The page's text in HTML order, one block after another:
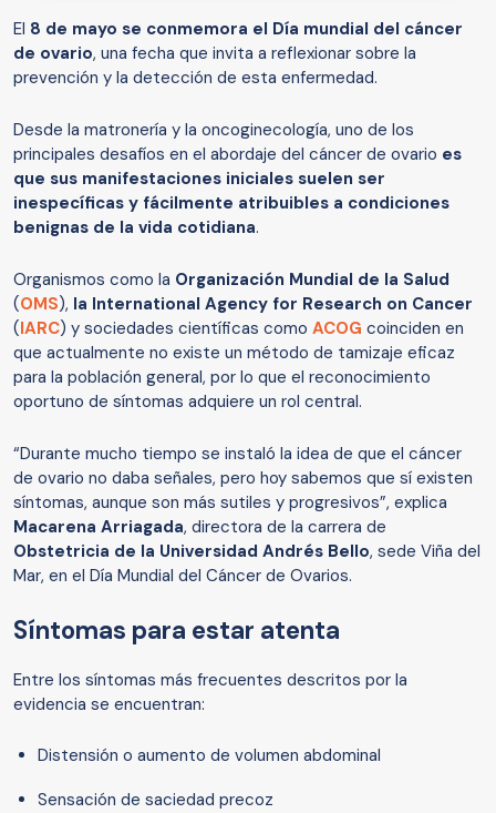
El 8 de mayo se conmemora el Día mundial del cáncer
de ovario, una fecha que invita a reflexionar sobre la
prevención y la detección de esta enfermedad.
Desde la matronería y la oncoginecología, uno de los
principales desafíos en el abordaje del cáncer de ovario es
que sus manifestaciones iniciales suelen ser
inespecíficas y fácilmente atribuibles a condiciones
benignas de la vida cotidiana.
Organismos como la Organización Mundial de la Salud
(OMS), la International Agency for Research on Cancer
(IARC) y sociedades científicas como ACOG coinciden en
que actualmente no existe un método de tamizaje eficaz
para la población general, por lo que el reconocimiento
oportuno de síntomas adquiere un rol central.
“Durante mucho tiempo se instaló la idea de que el cáncer
de ovario no daba señales, pero hoy sabemos que sí existen
síntomas, aunque son más sutiles y progresivos”, explica
Macarena Arriagada, directora de la carrera de
Obstetricia de la Universidad Andrés Bello, sede Viña del
Mar, en el Día Mundial del Cáncer de Ovarios.
Síntomas para estar atenta
Entre los síntomas más frecuentes descritos por la
evidencia se encuentran:
Distensión o aumento de volumen abdominal
Sensación de saciedad precoz